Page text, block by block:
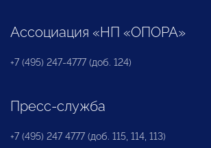
Ассоциация «НП «ОПОРА»
+7 (495) 247-4777 (доб. 124)
Пресс-служба
+7 (495) 247 4777 (доб. 115, 114, 113)